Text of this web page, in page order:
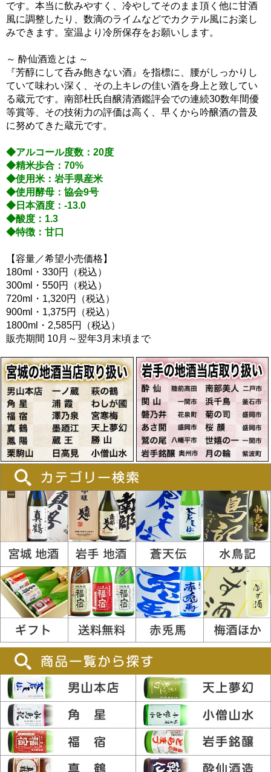
です。本当に飲みやすく、冷やしてそのまま頂く他に甘酒
風に調整したり、数滴のライムなどでカクテル風にお楽し
みできます。室温より冷所保存をお願いします。
～ 酔仙酒造とは ～
『芳醇にして呑み飽きない酒』を指標に、腰がしっかりし
ていて味わい深く、その上キレの佳い酒を身上と致してい
る蔵元です。南部杜氏自醸清酒鑑評会での連続30数年間優
等賞等、その技術力の評価は高く、早くから吟醸酒の普及
に努めてきた蔵元です。
◆アルコール度数：20度
◆精米歩合：70%
◆使用米：岩手県産米
◆使用酵母：協会9号
◆日本酒度：-13.0
◆酸度：1.3
◆特徴：甘口
【容量／希望小売価格】
180ml・330円（税込）
300ml・550円（税込）
720ml・1,320円（税込）
900ml・1,375円（税込）
1800ml・2,585円（税込）
販売期間 10月～翌年3月末頃まで